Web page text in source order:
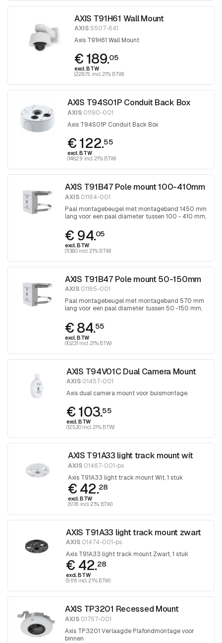
AXIS T91H61 Wall Mount
AXIS 5507-641
Axis T91H61 Wall Mount
€ 189.05
excl. BTW
(228.75 incl. 21% BTW)
AXIS T94S01P Conduit Back Box
AXIS 01190-001
Axis T94S01P Conduit Back Box
€ 122.55
excl. BTW
(148.29 incl. 21% BTW)
AXIS T91B47 Pole mount 100-410mm
AXIS 01164-001
Paal montagebeugel met montageband 1450 mm
lang voor een paal diameter tussen 100 - 410 mm,
schroevendraaier
€ 94.05
excl. BTW
(113.80 incl. 21% BTW)
AXIS T91B47 Pole mount 50-150mm
AXIS 01165-001
Paal montagebeugel met montageband 570 mm
lang voor een paal diameter tussen 50 -150 mm,
schroevendraaier
€ 84.55
excl. BTW
(102.31 incl. 21% BTW)
AXIS T94V01C Dual Camera Mount
AXIS01457-001
Axis dual camera mount voor buismontage.
€ 103.55
excl. BTW
(125.30 incl. 21% BTW)
AXIS T91A33 light track mount wit
AXIS01467-001-ps
Axis T91A33 light track mount Wit, 1 stuk
€ 42.28
excl. BTW
(51.16 incl. 21% BTW)
AXIS T91A33 light track mount zwart
AXIS 01474-001-ps
Axis T91A33 light track mount Zwart, 1 stuk
€ 42.28
excl. BTW
(51.16 incl. 21% BTW)
AXIS TP3201 Recessed Mount
AXIS 01757-001
Axis TP3201 Verlaagde Plafondmontage voor
binnen